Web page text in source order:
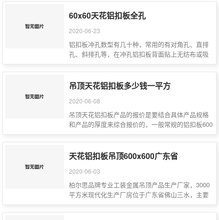
60x60天花铝扣板全孔
2020-06-23
铝扣板冲孔数型有几十种，常用的有对角孔、直排
孔、斜排孔等，在冲孔铝扣板背面贴上无纺布或吸
吊顶天花铝扣板多少钱一平方
2020-06-08
吊顶天花铝扣板产品的报价是要结合具体产品规格
和产品的厚度来综合报价的，一般常规的铝扣板600
天花铝扣板吊顶600x600广东省
2020-06-03
柏尔思品牌专业工装金属吊顶产品生产厂家，3000
平方米现代化生产厂房位于广东省佛山三水，主要